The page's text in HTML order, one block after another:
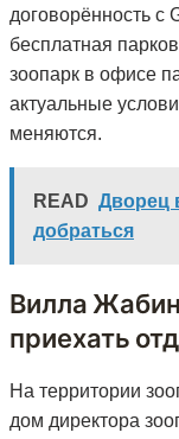
договорённость
бесплатная
зоопарк в офисе
актуальные
меняются.
READ Дворец
добраться
Вилла
приехать
На территории
дом директора